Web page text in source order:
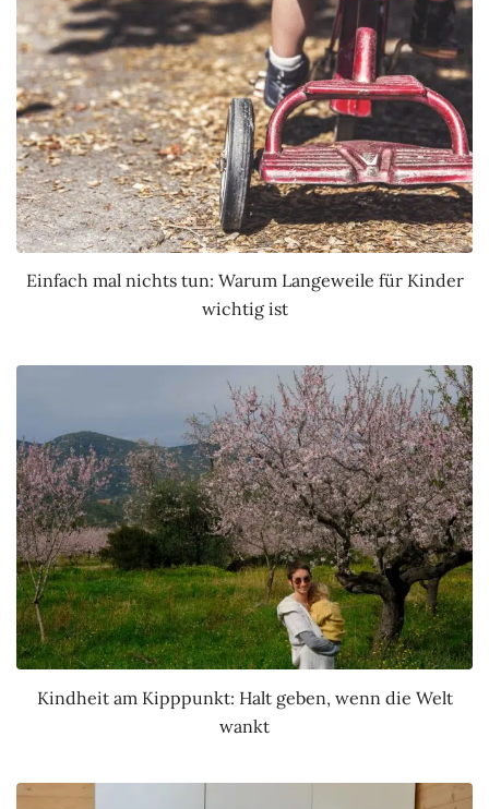
Einfach mal nichts tun: Warum Langeweile für Kinder
wichtig ist
Kindheit am Kipppunkt: Halt geben, wenn die Welt
wankt